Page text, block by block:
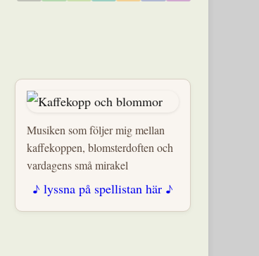
Musiken som följer mig mellan
kaffekoppen, blomsterdoften och
vardagens små mirakel
♪ lyssna på spellistan här ♪